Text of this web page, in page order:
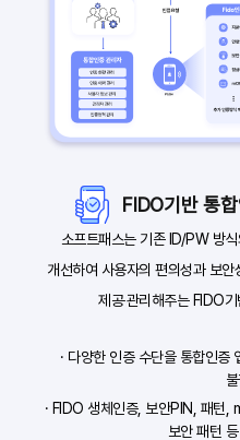
FIDO기반 통
소프트패스는 기존 ID/PW 방
개선하여 사용자의 편의성과 보
제공‧관리해주는 FIDO
· 다양한 인증 수단을 통합인증
· FIDO 생체인증, 보안PIN, 패턴,
보안 패턴